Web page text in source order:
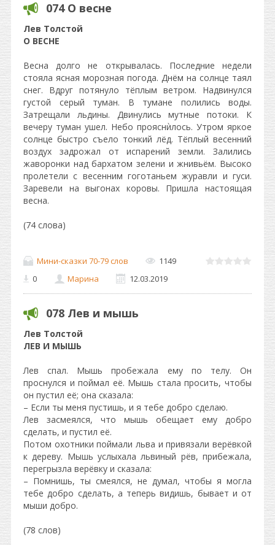
074 О весне
Лев Толстой
О ВЕСНЕ
Весна долго не открывалась. Последние недели
стояла ясная морозная погода. Днём на солнце таял
снег. Вдруг потянуло тёплым ветром. Надвинулся
густой серый туман. В тумане полились воды.
Затрещали льдины. Двинулись мутные потоки. К
вечеру туман ушел. Небо прояснѝлось. Утром яркое
солнце быстро съело тонкий лёд. Тёплый весенний
воздух задрожал от испарений земли. Залились
жаворонки над бархатом зелени и жнивьём. Высоко
пролетели с весенним гоготаньем журавли и гуси.
Заревели на выгонах коровы. Пришла настоящая
весна.
(74 слова)
Мини-сказки 70-79 слов
1149
0
Марина 12.03.2019
078 Лев и мышь
Лев Толстой
ЛЕВ И МЫШЬ
Лев спал. Мышь пробежала ему по телу. Он
проснулся и поймал её. Мышь стала просить, чтобы
он пустил её; она сказала:
– Если ты меня пустишь, и я тебе добро сделаю.
Лев засмеялся, что мышь обещает ему добро
сделать, и пустил её.
Потом охотники поймали льва и привязали верёвкой
к дереву. Мышь услыхала львиный рёв, прибежала,
перегрызла верёвку и сказала:
– Помнишь, ты смеялся, не думал, чтобы я могла
тебе добро сделать, а теперь видишь, бывает и от
мыши добро.
(78 слов)